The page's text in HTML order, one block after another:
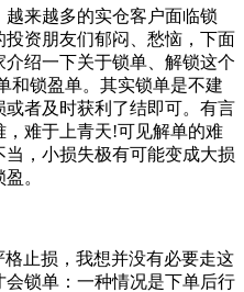
来越多的实仓客户面临锁
资朋友们郁闷、愁恼，下面
绍一下关于锁单、解锁这个
锁盈单。其实锁单是不建
者及时获利了结即可。有言
难于上青天!可见解单的难
，小损失极有可能变成大损
。
止损，我想并没有必要走这
锁单：一种情况是下单后行